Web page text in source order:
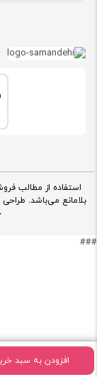
افزودن به سبد
استفاده از مطالب
بلامانع می‌باشد.
###